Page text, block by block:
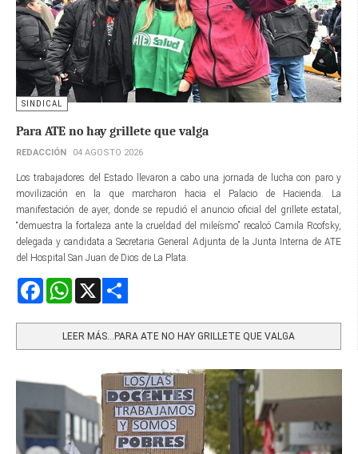
SINDICAL
Para ATE no hay grillete que valga
REDACCIÓN 04 AGOSTO 2026
Los trabajadores del Estado llevaron a cabo una jornada de lucha con paro y
movilización en la que marcharon hacia el Palacio de Hacienda. La
manifestación de ayer, donde se repudió el anuncio oficial del grillete estatal,
“demuestra la fortaleza ante la crueldad del mileísmo” recalcó Camila Rcofsky,
delegada y candidata a Secretaria General Adjunta de la Junta Interna de ATE
del Hospital San Juan de Dios de La Plata.
FacebookWhatsApp
LEER MÁS…PARA ATE NO HAY GRILLETE QUE VALGA